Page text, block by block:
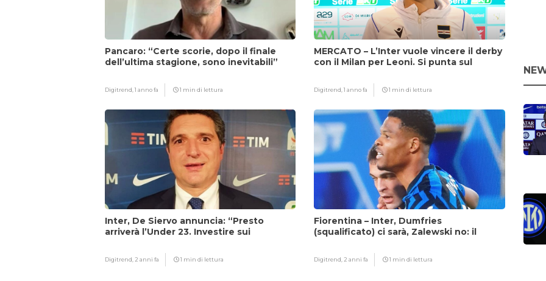
Pancaro: “Certe scorie, dopo il finale
dell’ultima stagione, sono inevitabili”
Digitrend,1 anno fa 1 min di lettura
MERCATO – L’Inter vuole vincere il derby
con il Milan per Leoni. Si punta sul
Digitrend,1 anno fa 1 min di lettura
Inter, De Siervo annuncia: “Presto
arriverà l’Under 23. Investire sui
Digitrend,2 anni fa 1 min di lettura
Fiorentina – Inter, Dumfries
(squalificato) ci sarà, Zalewski no: il
Digitrend,2 anni fa 1 min di lettura